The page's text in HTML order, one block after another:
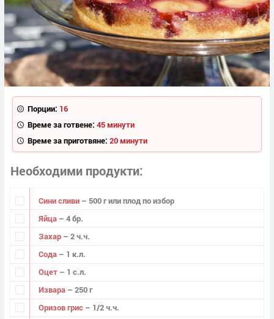
Порции: 16
Време за готвене: 45 минути
Време за приготвяне: 20 минути
Необходими продукти
Сини сливи – 500 г или плод по избор
Яйца – 4 бр.
Захар – 2 ч.ч.
Сода – 1 к.л.
Оцет – 1 с.л.
Извара – 250 г
Оризов грис – 1/2 ч.ч.